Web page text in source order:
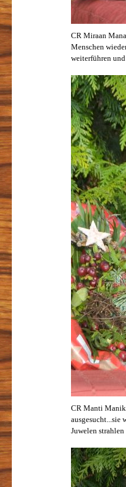
CR Miraan
Menschen
weiterführen
CR Manti
ausgesucht...sie
Juwelen strahlen